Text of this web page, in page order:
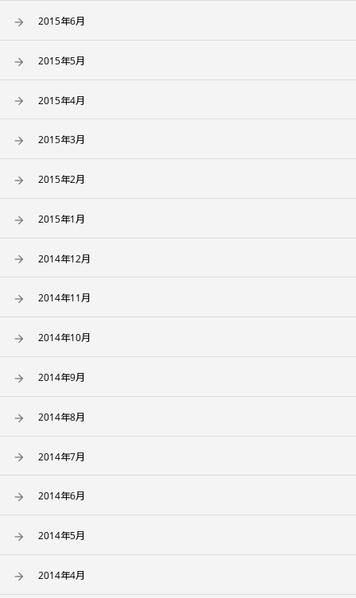
2015年6月
2015年5月
2015年4月
2015年3月
2015年2月
2015年1月
2014年12月
2014年11月
2014年10月
2014年9月
2014年8月
2014年7月
2014年6月
2014年5月
2014年4月